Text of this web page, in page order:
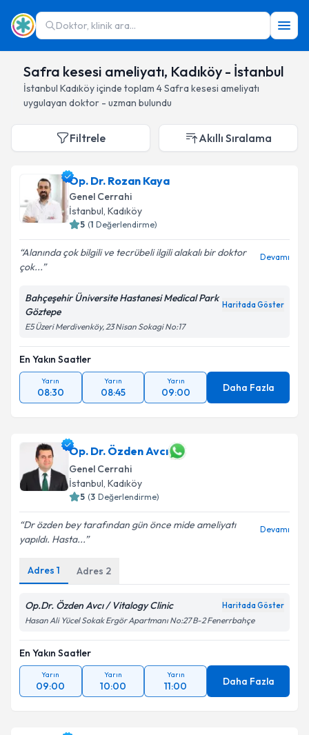
Doktor, klinik ara...
Safra kesesi ameliyatı, Kadıköy - İstanbul
İstanbul Kadıköyiçinde toplam 4Safra kesesi ameliyatı
uygulayan doktor - uzman bulundu
Filtrele Akıllı Sıralama
Op. Dr. Rozan Kaya
Genel Cerrahi
İstanbul, Kadıköy
5 (1 Değerlendirme)
Alanında çok bilgili ve tecrübeli ilgili alakalı bir doktor
çok...
Devamı
Bahçeşehir Üniversite Hastanesi Medical Park
Göztepe
Haritada Göster
E5 Üzeri Merdivenköy, 23 Nisan Sokagi No:17
En Yakın Saatler
Yarın
08:30
Yarın
08:45
Yarın
09:00 Daha Fazla
Op. Dr. Özden Avcı
Genel Cerrahi
İstanbul, Kadıköy
5 (3 Değerlendirme)
Dr özden bey tarafından gün önce mide ameliyatı
yapıldı. Hasta...
Devamı
Adres 1 Adres 2
Op.Dr. Özden Avcı / Vitalogy Clinic Haritada Göster
Hasan Ali Yücel Sokak Ergör Apartmanı No:27 B-2 Fenerrbahçe
En Yakın Saatler
Yarın
09:00
Yarın
10:00
Yarın
11:00 Daha Fazla